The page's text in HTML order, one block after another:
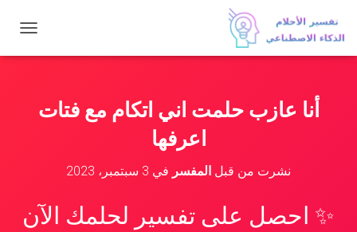
ب
أنا عازب حلمت اني اتكام مع فتات
اعرفها
نشرت من قبل المفسر في 3 سبتمبر، 2023
✨ احصل على تفسير لحلمك الآن